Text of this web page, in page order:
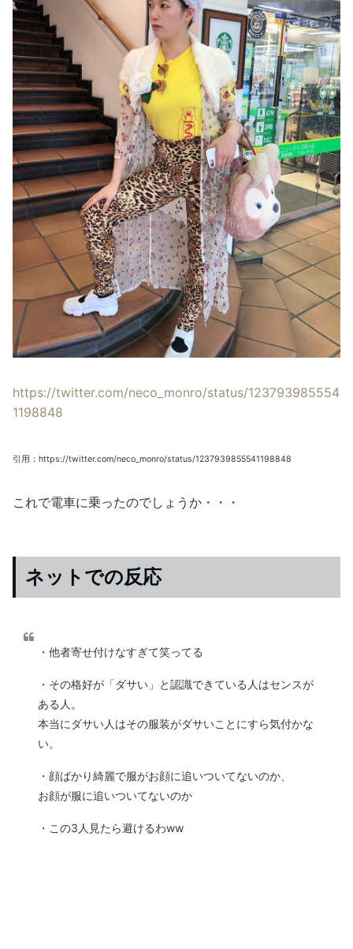
https://twitter.com/neco_monro/status/123793985554
1198848
引用：https://twitter.com/neco_monro/status/1237939855541198848
これで電車に乗ったのでしょうか・・・
ネットでの反応
・他者寄せ付けなすぎて笑ってる
・その格好が「ダサい」と認識できている人はセンスが
ある人。
本当にダサい人はその服装がダサいことにすら気付かな
い。
・顔ばかり綺麗で服がお顔に追いついてないのか、
お顔が服に追いついてないのか
・この3人見たら避けるわww